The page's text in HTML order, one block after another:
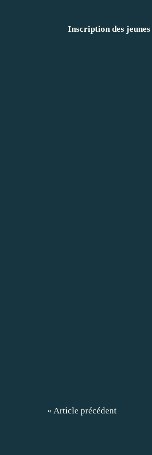
Inscription des jeunes
« Article précédent